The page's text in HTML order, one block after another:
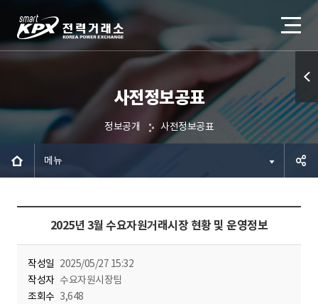
사전정보공표
정보공개 사전정보공표
메뉴
2025년 3월 수요자원거래시장 현황 및 운영정보
작성일 2025/05/27 15:32
작성자 수요자원시장팀
조회수 3,648
퀵메
뉴 열
기